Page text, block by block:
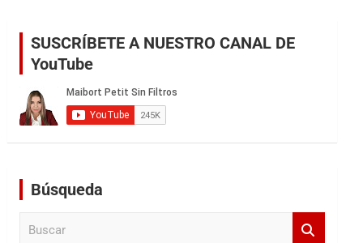
SUSCRÍBETE A NUESTRO CANAL DE
YouTube
Búsqueda